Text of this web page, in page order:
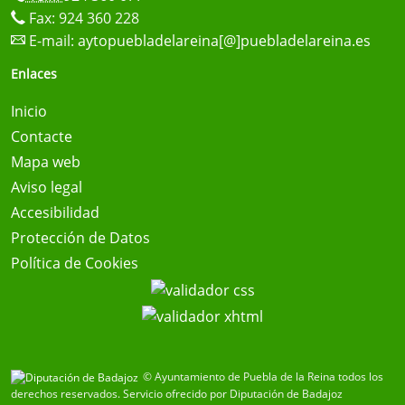
Fax: 924 360 228
E-mail: aytopuebladelareina[@]puebladelareina.es
Enlaces
Inicio
Contacte
Mapa web
Aviso legal
Accesibilidad
Protección de Datos
Política de Cookies
© Ayuntamiento de Puebla de la Reina todos los
derechos reservados.Servicio ofrecido por Diputación de Badajoz